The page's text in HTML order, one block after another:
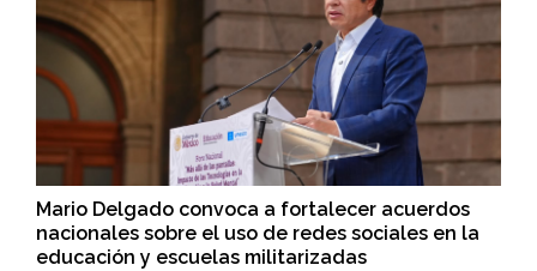
Mario Delgado convoca a fortalecer acuerdos
nacionales sobre el uso de redes sociales en la
educación y escuelas militarizadas